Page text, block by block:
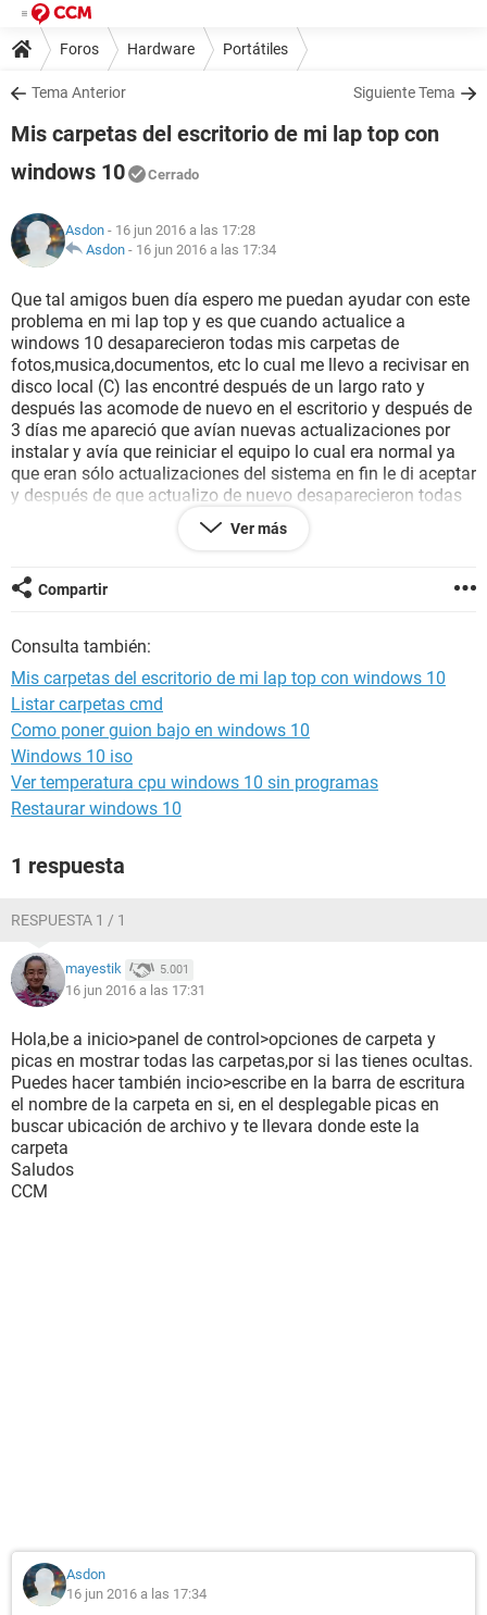
Foros Hardware Portátiles
Tema Anterior Siguiente Tema
Mis carpetas del escritorio de mi lap top con
windows 10
Cerrado
Asdon - 16 jun 2016 a las 17:28
Asdon - 16 jun 2016 a las 17:34
Que tal amigos buen día espero me puedan ayudar con este
problema en mi lap top y es que cuando actualice a
windows 10 desaparecieron todas mis carpetas de
fotos,musica,documentos, etc lo cual me llevo a recivisar en
disco local (C) las encontré después de un largo rato y
después las acomode de nuevo en el escritorio y después de
3 días me apareció que avían nuevas actualizaciones por
instalar y avía que reiniciar el equipo lo cual era normal ya
que eran sólo actualizaciones del sistema en fin le di aceptar
y después de que actualizo de nuevo desaparecieron todas
las carpetas pero ahora ya no las encuentro en ningún lado
pero el espacio en (C) sigue utilizado lo cual me indica que
Espero me puedan ayudar con este problema gracias
saludos
Ver más
Compartir
Consulta también:
Mis carpetas del escritorio de mi lap top con windows 10
Listar carpetas cmd
Como poner guion bajo en windows 10
Windows 10 iso
Ver temperatura cpu windows 10 sin programas
Restaurar windows 10
1 respuesta
RESPUESTA 1 / 1
mayestik 5.001
16 jun 2016 a las 17:31
Hola,be a inicio>panel de control>opciones de carpeta y
picas en mostrar todas las carpetas,por si las tienes ocultas.
Puedes hacer también incio>escribe en la barra de escritura
el nombre de la carpeta en si, en el desplegable picas en
buscar ubicación de archivo y te llevara donde este la
carpeta
Saludos
CCM
Asdon
16 jun 2016 a las 17:34